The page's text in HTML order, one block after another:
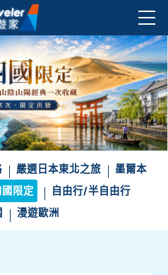
嚴選日本東北之旅
墨爾本
國限定
自由行/半自由行
漫遊歐洲